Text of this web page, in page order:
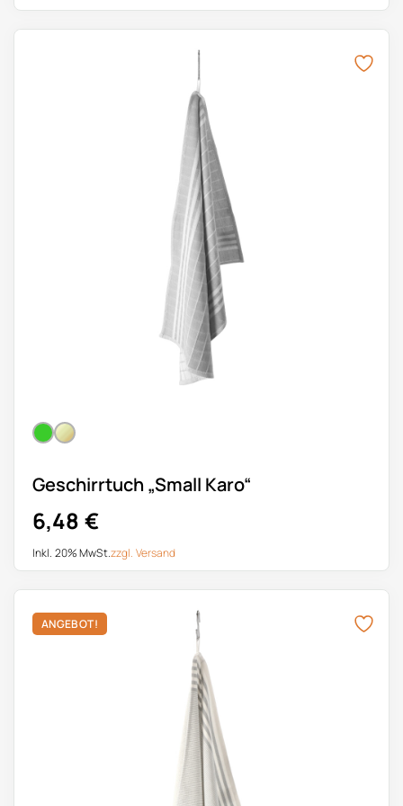
Geschirrtuch „Small Karo“
6,48 €
Inkl. 20% MwSt.zzgl. Versand
Dieses Produkt weist mehrere Varianten auf. Die Optionen
ANGEBOT!
Dieses Produkt weist mehrere Varianten auf. Die Optionen